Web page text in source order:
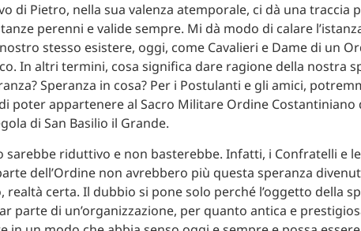
di Pietro, nella sua valenza atemporale, ci dà una traccia
perenni e valide sempre. Mi dà modo di calare
stesso esistere, oggi, come Cavalieri e Dame di un
In altri termini, cosa significa dare ragione della nostra
Speranza in cosa? Per i Postulanti e gli amici,
poter appartenere al Sacro Militare Ordine Costantiniano
di San Basilio il Grande.
sarebbe riduttivo e non basterebbe. Infatti, i Confratelli e
dell’Ordine non avrebbero più questa speranza
realtà certa. Il dubbio si pone solo perché l’oggetto della
parte di un’organizzazione, per quanto antica e